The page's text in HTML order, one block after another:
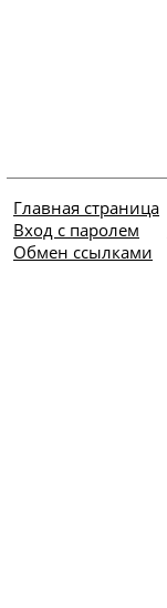
Главная страница
Вход с паролем
Обмен ссылками